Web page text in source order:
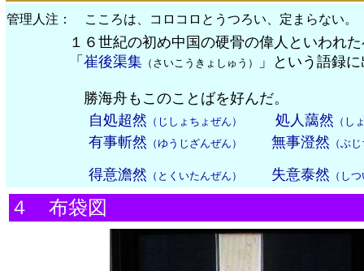
管理人注： こころは、コロコロとうつろい、定まらない。
１６世紀の初め中国の硬骨の偉人といわれ
「 崔後渠集 （さいこうきょしゅう） 」という語録
勝海舟もこのことばを好んだ。
自処超然 （じしょちょぜん） 処人藹然 （し
有事斬然 （ゆうじざんぜん） 無事澄然 （ぶ
得意澹然 （とくいたんぜん） 失意泰然 （し
４ 布袋図